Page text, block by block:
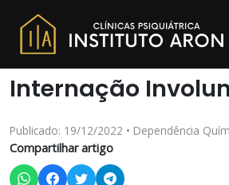
Internação
Publicado: 19/12/2022 • Dependência
Compartilhar artigo